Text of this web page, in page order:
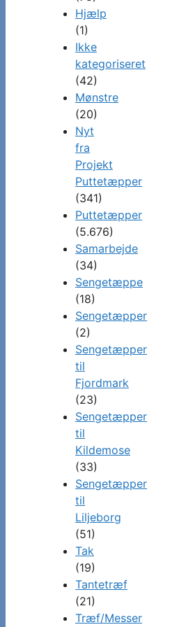
Hjælp
(1)
Ikke
kategoriseret
(42)
Mønstre
(20)
Nyt
fra
Projekt
Puttetæpper
(341)
Puttetæpper
(5.676)
Samarbejde
(34)
Sengetæppe
(18)
Sengetæpper
(2)
Sengetæpper
til
Fjordmark
(23)
Sengetæpper
til
Kildemose
(33)
Sengetæpper
til
Liljeborg
(51)
Tak
(19)
Tantetræf
(21)
Træf/Messer